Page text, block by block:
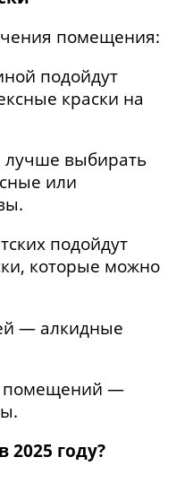
помещения:
подойдут
краски на
лучше выбирать
или
подойдут
которые можно
— алкидные
помещений —
2025 году?